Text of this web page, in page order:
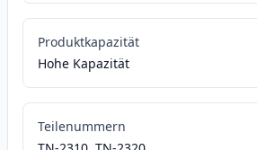
Produktkapazität
Hohe Kapazität
Teilenummern